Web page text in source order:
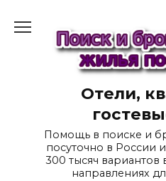
содержанию
Отели,
Помощь в поиске и
посуточно в России
300 тысяч вариантов
направлениях